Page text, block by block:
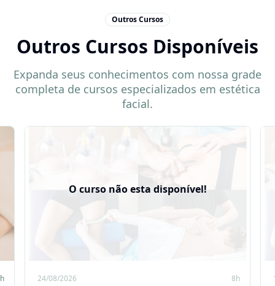
Outros Cursos
Outros Cursos Disponíveis
Expanda seus conhecimentos com nossa grade
completa de cursos especializados em estética
facial.
O curso não esta disponível!
24/08/2026 8h